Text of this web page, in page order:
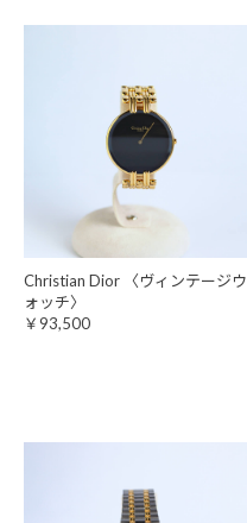
Christian Dior 〈ヴィンテージウ
ォッチ〉
￥93,500